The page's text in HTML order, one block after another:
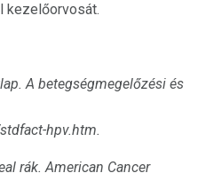
kezelőorvosát.
A betegségmegelőzési és
hpv.htm.
rák. American Cancer